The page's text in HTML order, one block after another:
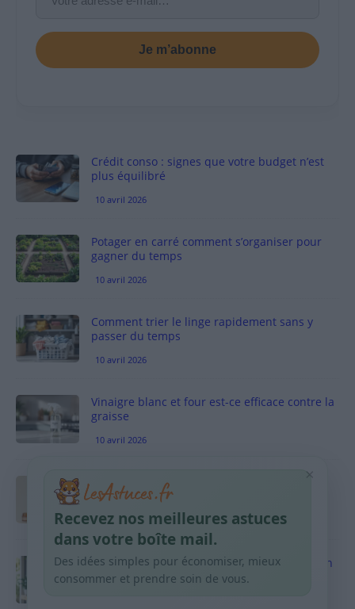
Je m’abonne
Crédit conso : signes que votre budget n’est
plus équilibré
10 avril 2026
Potager en carré comment s’organiser pour
gagner du temps
10 avril 2026
Comment trier le linge rapidement sans y
passer du temps
10 avril 2026
Vinaigre blanc et four est-ce efficace contre la
graisse
10 avril 2026
Taches pigmentaires : routine simple +
habitudes qui aident
9 avril 2026
Produits ménagers : comment économiser en
courses sans acheter 10 sprays
×
Recevez nos meilleures astuces
dans votre boîte mail.
Des idées simples pour économiser, mieux
consommer et prendre soin de vous.